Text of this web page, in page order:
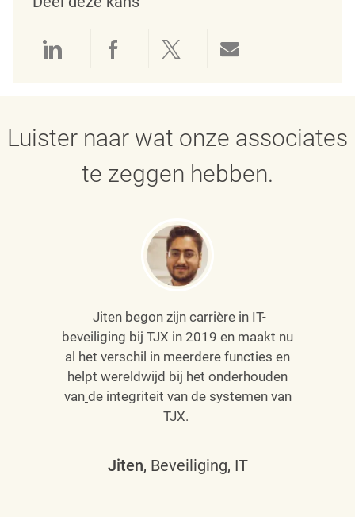
Delen via LinkedIn
Delen via Facebook
Delen via twitter
Luister naar wat onze associates
te zeggen hebben.
Jiten begon zijn carrière in IT-
beveiliging bij TJX in 2019 en maakt nu
al het verschil in meerdere functies en
helpt wereldwijd bij het onderhouden
van de integriteit van de systemen van
TJX.
Jiten, Beveiliging, IT